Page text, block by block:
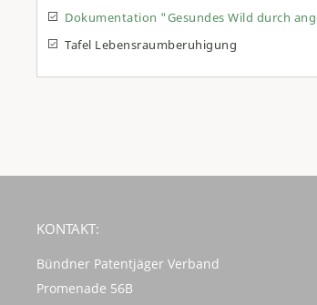
Dokumentation "Gesundes Wild durch
Tafel Lebensraumberuhigung
KONTAKT:
Bündner Patentjäger Verband
Promenade 56B